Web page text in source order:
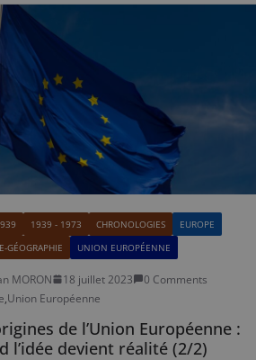
1939 - 1973 CHRONOLOGIES
EUROPE
GÉOGRAPHIE
UNION EUROPÉENNE
MORON 18 juillet 2023
0 Comments
,Union Européenne
de l’Union Européenne :
l’idée devient réalité (2/2)